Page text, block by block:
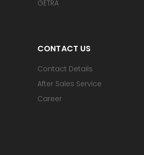
GETRA
CONTACT US
Contact Details
After Sales Service
Career